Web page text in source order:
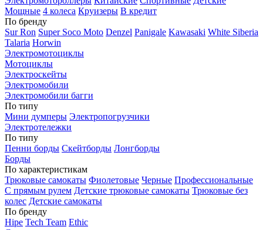
Мощные 4 колеса Круизеры В кредит
По бренду
Sur Ron Super Soco Moto Denzel Panigale Kawasaki White Siberia
Talaria Horwin
Электромотоциклы
Мотоциклы
Электроскейты
Электромобили
Электромобили багги
По типу
Мини думперы Электропогрузчики
Электротележки
По типу
Пенни борды Скейтборды Лонгборды
Борды
По характеристикам
Трюковые самокаты Фиолетовые Черные Профессиональные
С прямым рулем Детские трюковые самокаты Трюковые без
колес Детские самокаты
По бренду
Hipe Tech Team Ethic